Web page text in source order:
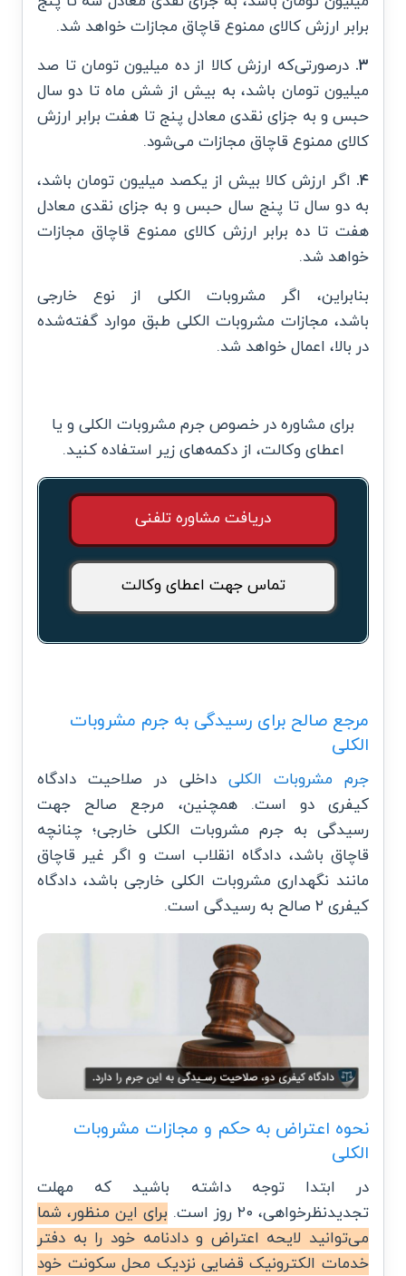
برابر ارزش کالای ممنوع قاچاق مجازات خواهد شد.
۳. درصورتی‌که ارزش کالا از ده میلیون تومان تا صد
میلیون تومان باشد، به بیش از شش ماه تا دو سال
حبس و به جزای نقدی معادل پنج تا هفت برابر ارزش
کالای ممنوع قاچاق مجازات می‌شود.
۴. اگر ارزش کالا بیش از یکصد میلیون تومان باشد،
به دو سال تا پنج سال حبس و به جزای نقدی معادل
هفت تا ده برابر ارزش کالای ممنوع قاچاق مجازات
خواهد شد.
بنابراین، اگر مشروبات الکلی از نوع خارجی
باشد، مجازات مشروبات الکلی طبق موارد گفته‌شده
در بالا، اعمال خواهد شد.
برای مشاوره در خصوص جرم مشروبات الکلی و یا
اعطای وکالت، از دکمه‌های زیر استفاده کنید.
دریافت مشاوره تلفنی
تماس جهت اعطای وکالت
مرجع صالح برای رسیدگی به جرم مشروبات
الکلی
جرم مشروبات الکلی داخلی در صلاحیت دادگاه
کیفری دو است. همچنین، مرجع صالح جهت
رسیدگی به جرم مشروبات الکلی خارجی؛ چنانچه
قاچاق باشد، دادگاه انقلاب است و اگر غیر قاچاق
مانند نگهداری مشروبات الکلی خارجی باشد، دادگاه
کیفری ۲ صالح به رسیدگی است.
نحوه اعتراض به حکم و مجازات مشروبات
الکلی
در ابتدا توجه داشته باشید که مهلت
تجدیدنظرخواهی، ۲۰ روز است.
برای این منظور، شما
می‌توانید لایحه اعتراض و دادنامه خود را به دفتر
خدمات الکترونیک قضایی نزدیک محل سکونت خود